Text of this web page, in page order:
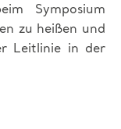
Symposium
zu heißen und
Leitlinie in der